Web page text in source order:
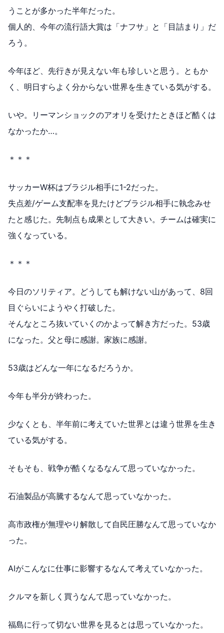
うことが多かった半年だった。
個人的、今年の流行語大賞は「ナフサ」と「目詰まり」だ
ろう。
今年ほど、先行きが見えない年も珍しいと思う。ともか
く、明日すらよく分からない世界を生きている気がする。
いや。リーマンショックのアオリを受けたときほど酷くは
なかったか…。
＊＊＊
サッカーW杯はブラジル相手に1-2だった。
失点差/ゲーム支配率を見たけどブラジル相手に執念みせ
たと感じた。先制点も成果として大きい。チームは確実に
強くなっている。
＊＊＊
今日のソリティア。どうしても解けない山があって、8回
目ぐらいにようやく打破した。
そんなところ抜いていくのかよって解き方だった。53歳
になった。父と母に感謝。家族に感謝。
53歳はどんな一年になるだろうか。
今年も半分が終わった。
少なくとも、半年前に考えていた世界とは違う世界を生き
ている気がする。
そもそも、戦争が酷くなるなんて思っていなかった。
石油製品が高騰するなんて思っていなかった。
高市政権が無理やり解散して自民圧勝なんて思っていなか
った。
AIがこんなに仕事に影響するなんて考えていなかった。
クルマを新しく買うなんて思っていなかった。
福島に行って切ない世界を見るとは思っていなかった。